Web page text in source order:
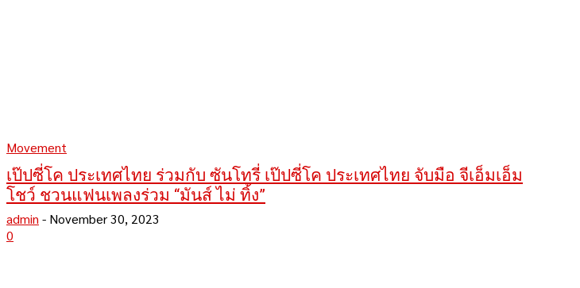
Movement
เป๊ปซี่โค ประเทศไทย ร่วมกับ ซันโทรี่ เป๊ปซี่โค ประเทศไทย จับมือ จีเอ็มเอ็ม
โชว์ ชวนแฟนเพลงร่วม “มันส์ ไม่ ทิ้ง”
admin - November 30, 2023
0